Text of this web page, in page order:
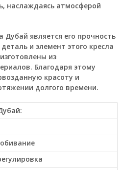
наслаждаясь атмосферой
является его прочность
и элемент этого кресла
из
Благодаря этому
красоту и
долгого времени.